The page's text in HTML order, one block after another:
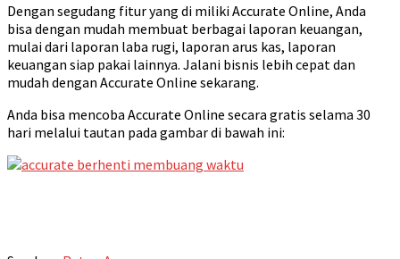
Dengan segudang fitur yang di miliki Accurate Online, Anda
bisa dengan mudah membuat berbagai laporan keuangan,
mulai dari laporan laba rugi, laporan arus kas, laporan
keuangan siap pakai lainnya. Jalani bisnis lebih cepat dan
mudah dengan Accurate Online sekarang.
Anda bisa mencoba Accurate Online secara gratis selama 30
hari melalui tautan pada gambar di bawah ini: